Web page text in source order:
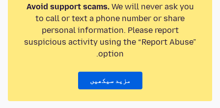
Avoid support scams.We will never ask you
to call or text a phone number or share
personal information. Please report
suspicious activity using the “Report Abuse”
option.
مزید سیکھیں